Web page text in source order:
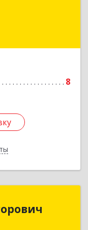
8
Гурьевск г,